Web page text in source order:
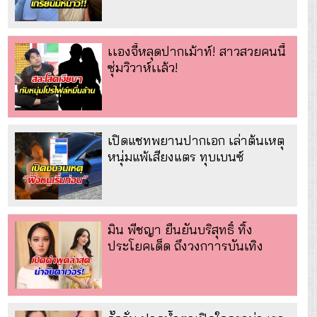
เเองจี้หลุดปากเม้าท์! สาวสวยคนนี้
ซุ่มวิวาห์เเล้ว!
เปิดแชทพยานปากเอก เล่าต้นเหตุ
หนุ่มแพ้เสียงแตร ทุบเบนซ์
มิน พีชญา ยืนยันบริสุทธิ์ ทิ้ง
ประโยคเด็ด ถึงวงกาารบันเทิง